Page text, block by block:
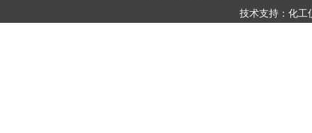
技术支持： 化工